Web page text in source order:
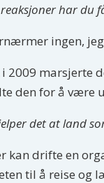
reaksjoner har du
ingen,
i 2009 marsjerte
den for å være
det at land
kan drifte en
til å reise og